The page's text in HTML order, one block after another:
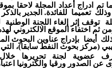
تم
ادراج أعداد المجلةلاحقا
وذلك تعميما للفائدة. الجدير
توقف إثر إلغاء اللجنة
اختفاء الموقع الالكتروني
أيضا بإدراج عناوين البحوث
(مركز بحوث النفطسابقا)،
عضوية لجنة تحريرها
عن الصدور ورقيا والكترونيا